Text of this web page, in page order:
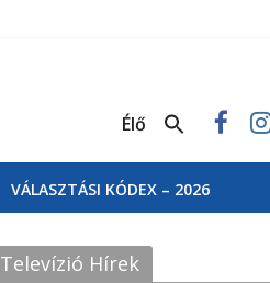
Élő
VÁLASZTÁSI KÓDEX – 2026
Televízió Hírek